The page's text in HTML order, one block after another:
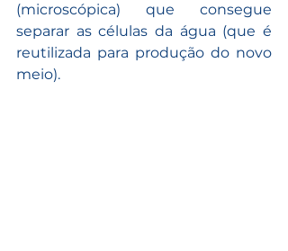
(microscópica) que consegue
separar as células da água (que é
reutilizada para produção do novo
meio).